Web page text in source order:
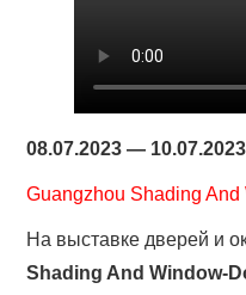
08.07.2023 — 10.07.2023
Guangzhou Shading
На выставке дверей и
Shading And Window-